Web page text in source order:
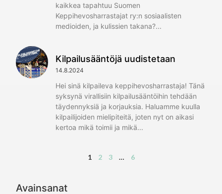
kaikkea tapahtuu Suomen
Keppihevosharrastajat ry:n sosiaalisten
medioiden, ja kulissien takana?
Kilpailusääntöjä uudistetaan
14.8.2024
Hei sinä kilpaileva keppihevosharrastaja! Tänä
syksynä virallisiin kilpailusääntöihin tehdään
täydennyksiä ja korjauksia. Haluamme kuulla
kilpailijoiden mielipiteitä, joten nyt on aikasi
kertoa mikä toimii ja mikä
1 2 3 … 6
Avainsanat